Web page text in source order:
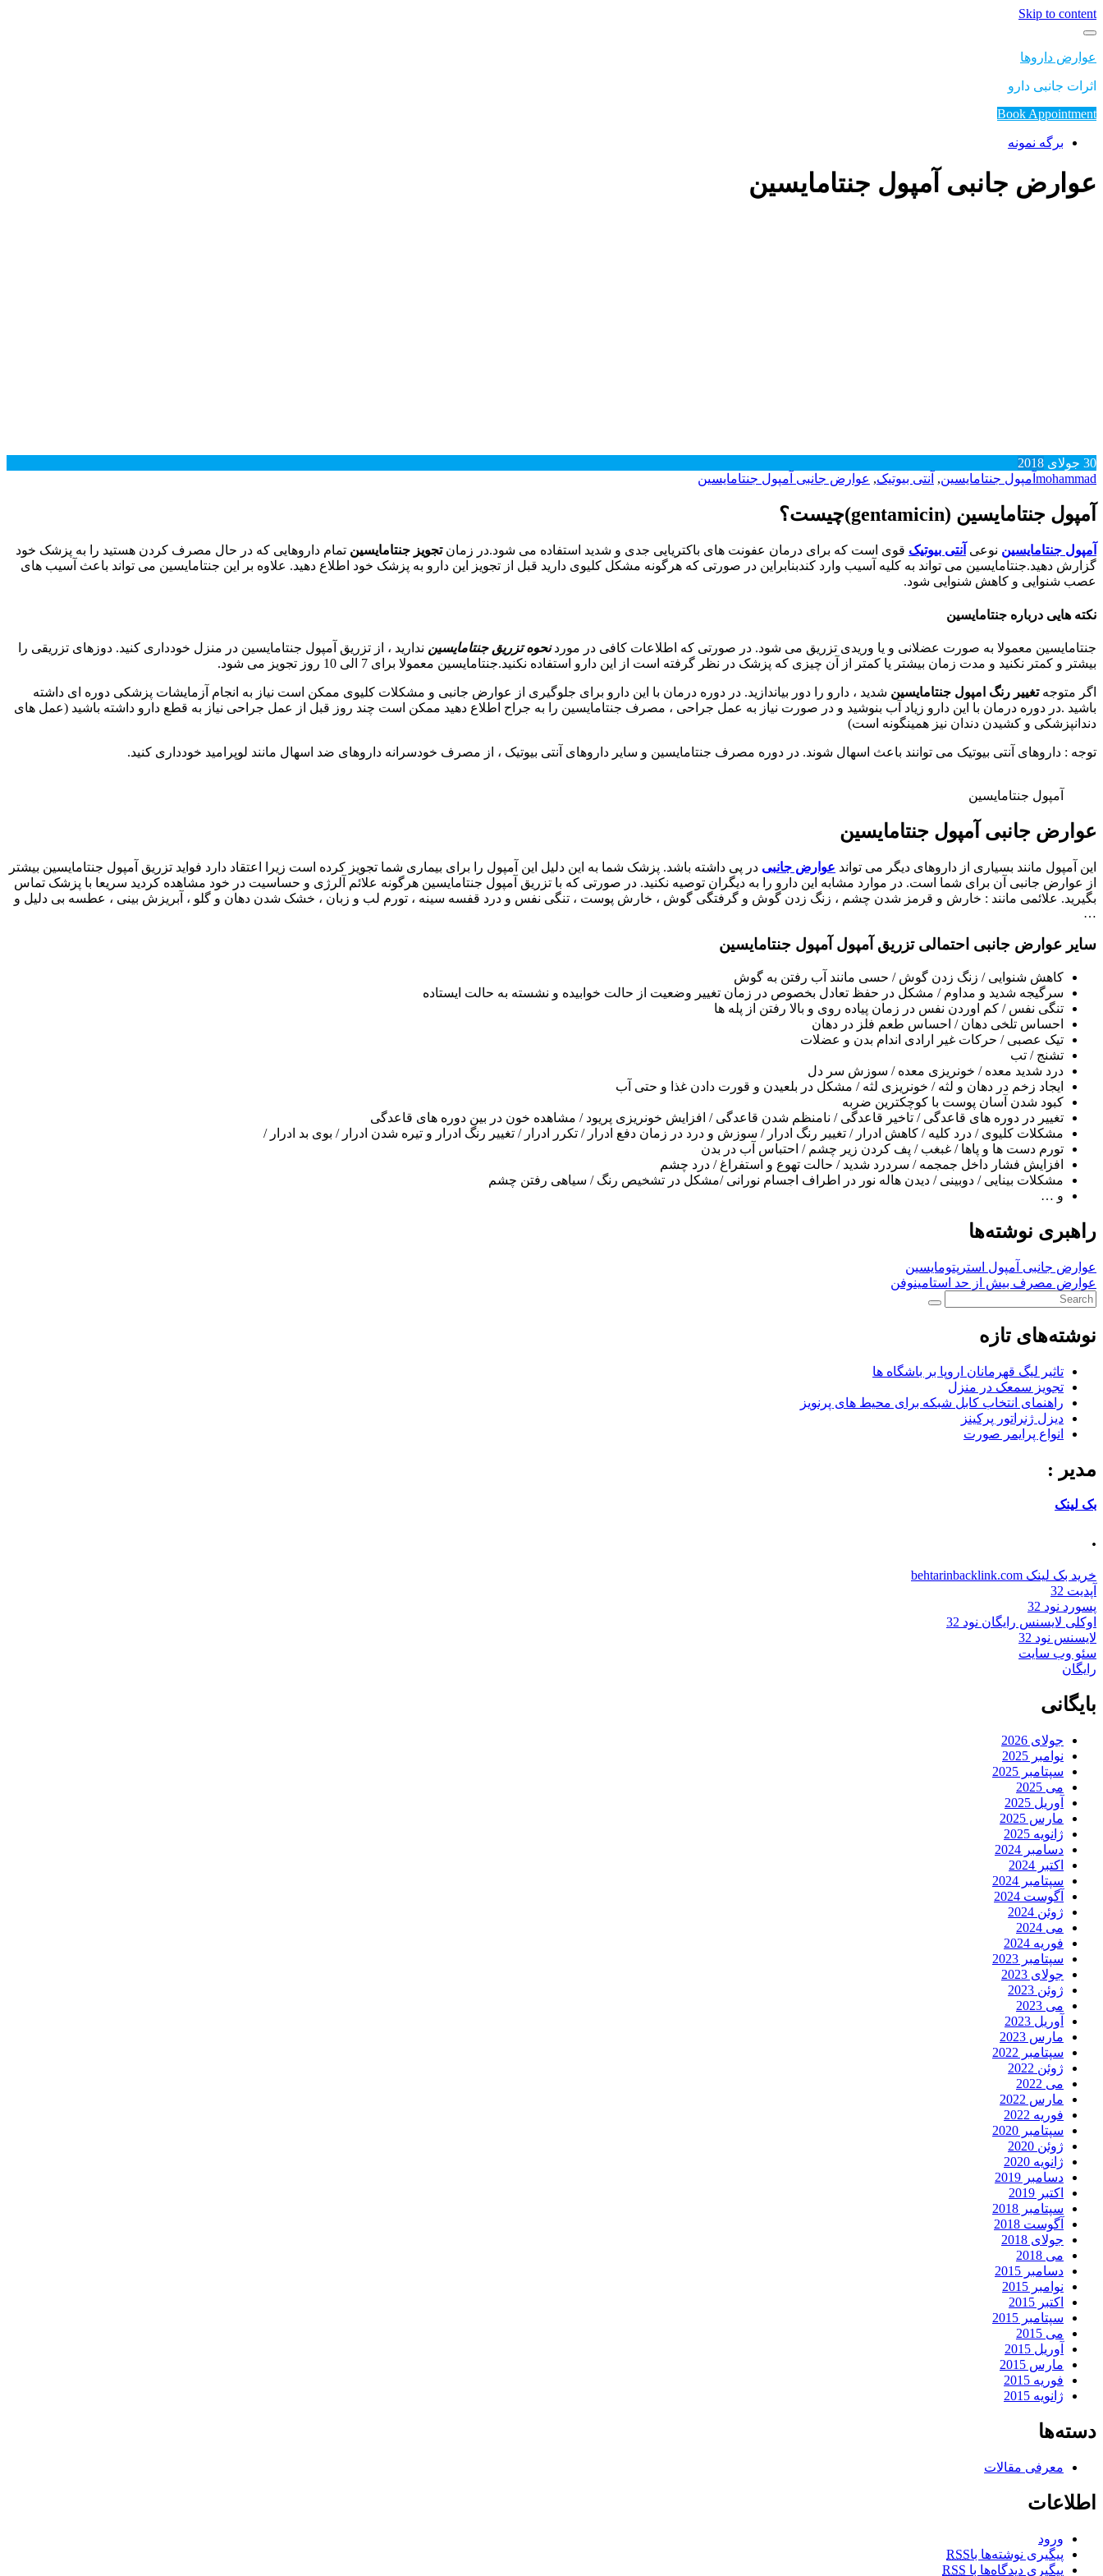
Skip to content
عوارض داروها
اثرات جانبی دارو
Book Appointment
برگه نمونه
عوارض جانبی آمپول جنتامایسین
30 جولای 2018
mohammad آمپول جنتامایسین, آنتی بیوتیک, عوارض جانبی آمپول جنتامایسین
آمپول جنتامایسین (gentamicin)چیست؟
آمپول جنتامایسین نوعی آنتی بیوتیک قوی است که برای درمان عفونت های باکتریایی جدی و شدید استفاده می شود.در زمانتجویز جنتامایسین تمام داروهایی که در حال مصرف کردن هستید را به پزشک خود
گزارش دهید.جنتامایسین می تواند به کلیه آسیب وارد کندبنابراین در صورتی که هرگونه مشکل کلیوی دارید قبل از تجویز این دارو به پزشک خود اطلاع دهید. علاوه بر این جنتامایسین می تواند باعث آسیب های
عصب شنوایی و کاهش شنوایی شود.
نکته هایی درباره جنتامایسین
جنتامایسین معمولا به صورت عضلانی و یا وریدی تزریق می شود. در صورتی که اطلاعات کافی در موردنحوه تزریق جنتامایسین ندارید ، از تزریق آمپول جنتامایسین در منزل خودداری کنید. دوزهای تزریقی را
بیشتر و کمتر نکنید و مدت زمان بیشتر یا کمتر از آن چیزی که پزشک در نظر گرفته است از این دارو استفاده نکنید.جنتامایسین معمولا برای 7 الی 10 روز تجویز می شود.
اگر متوجهتغییر رنگ امپول جنتامایسین شدید ، دارو را دور بیاندازید. در دوره درمان با این دارو برای جلوگیری از عوارض جانبی و مشکلات کلیوی ممکن است نیاز به انجام آزمایشات پزشکی دوره ای داشته
باشید .در دوره درمان با این دارو زیاد آب بنوشید و در صورت نیاز به عمل جراحی ، مصرف جنتامایسین را به جراح اطلاع دهید ممکن است چند روز قبل از عمل جراحی نیاز به قطع دارو داشته باشید (عمل های
دندانپزشکی و کشیدن دندان نیز همینگونه است)
توجه : داروهای آنتی بیوتیک می توانند باعث اسهال شوند. در دوره مصرف جنتامایسین و سایر داروهای آنتی بیوتیک ، از مصرف خودسرانه داروهای ضد اسهال مانند لوپرامید خودداری کنید.
آمپول جنتامایسین
عوارض جانبی آمپول جنتامایسین
این آمپول مانند بسیاری از داروهای دیگر می تواند عوارض جانبی در پی داشته باشد. پزشک شما به این دلیل این آمپول را برای بیماری شما تجویز کرده است زیرا اعتقاد دارد فواید تزریق آمپول جنتامایسین بیشتر
از عوارض جانبی آن برای شما است. در موارد مشابه این دارو را به دیگران توصیه نکنید. در صورتی که با تزریق آمپول جنتامایسین هرگونه علائم آلرژی و حساسیت در خود مشاهده کردید سریعا با پزشک تماس
بگیرید. علائمی مانند : خارش و قرمز شدن چشم ، زنگ زدن گوش و گرفتگی گوش ، خارش پوست ، تنگی نفس و درد قفسه سینه ، تورم لب و زبان ، خشک شدن دهان و گلو ، آبریزش بینی ، عطسه بی دلیل و
…
سایر عوارض جانبی احتمالی تزریق آمپول آمپول جنتامایسین
کاهش شنوایی / زنگ زدن گوش / حسی مانند آب رفتن به گوش
سرگیجه شدید و مداوم / مشکل در حفظ تعادل بخصوص در زمان تغییر وضعیت از حالت خوابیده و نشسته به حالت ایستاده
تنگی نفس / کم اوردن نفس در زمان پیاده روی و بالا رفتن از پله ها
احساس تلخی دهان / احساس طعم فلز در دهان
تیک عصبی / حرکات غیر ارادی اندام بدن و عضلات
تشنج / تب
درد شدید معده / خونریزی معده / سوزش سر دل
ایجاد زخم در دهان و لثه / خونریزی لثه / مشکل در بلعیدن و قورت دادن غذا و حتی آب
کبود شدن آسان پوست با کوچکترین ضربه
تغییر در دوره های قاعدگی / تاخیر قاعدگی / نامنظم شدن قاعدگی / افزایش خونریزی پریود / مشاهده خون در بین دوره های قاعدگی
مشکلات کلیوی / درد کلیه / کاهش ادرار / تغییر رنگ ادرار / سوزش و درد در زمان دفع ادرار / تکرر ادرار / تغییر رنگ ادرار و تیره شدن ادرار / بوی بد ادرار /
تورم دست ها و پاها / غبغب / پف کردن زیر چشم / احتباس آب در بدن
افزایش فشار داخل جمجمه / سردرد شدید / حالت تهوع و استفراغ / درد چشم
مشکلات بینایی / دوبینی / دیدن هاله نور در اطراف اجسام نورانی /مشکل در تشخیص رنگ / سیاهی رفتن چشم
و …
راهبری نوشته‌ها
عوارض جانبی آمپول استرپتومایسین
عوارض مصرف بیش از حد استامینوفن
نوشته‌های تازه
تاثیر لیگ قهرمانان اروپا بر باشگاه ها
تجویز سمعک در منزل
راهنمای انتخاب کابل شبکه برای محیط های پرنویز
دیزل ژنراتور پرکینز
انواع پرایمر صورت
مدیر :
بک لینک
.
خرید بک لینک behtarinbacklink.com
آپدیت 32
پسورد نود 32
اوکلی لایسنس رایگان نود 32
لایسنس نود 32
سئو وب سایت
رایگان
بایگانی
جولای 2026
نوامبر 2025
سپتامبر 2025
می 2025
آوریل 2025
مارس 2025
ژانویه 2025
دسامبر 2024
اکتبر 2024
سپتامبر 2024
آگوست 2024
ژوئن 2024
می 2024
فوریه 2024
سپتامبر 2023
جولای 2023
ژوئن 2023
می 2023
آوریل 2023
مارس 2023
سپتامبر 2022
ژوئن 2022
می 2022
مارس 2022
فوریه 2022
سپتامبر 2020
ژوئن 2020
ژانویه 2020
دسامبر 2019
اکتبر 2019
سپتامبر 2018
آگوست 2018
جولای 2018
می 2018
دسامبر 2015
نوامبر 2015
اکتبر 2015
سپتامبر 2015
می 2015
آوریل 2015
مارس 2015
فوریه 2015
ژانویه 2015
دسته‌ها
معرفی مقالات
اطلاعات
ورود
پیگیری نوشته‌ها باRSS
پیگیری دیدگاه‌ها با RSS